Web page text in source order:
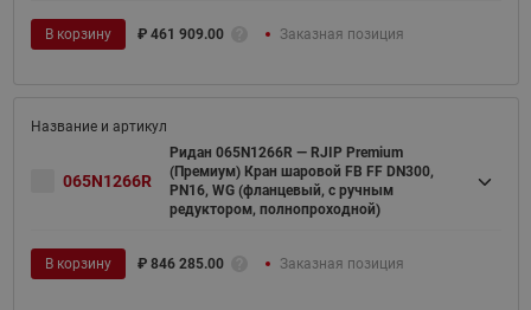
В корзину ₽ 461 909.00 Заказная позиция
065N1266R
Ридан 065N1266R — RJIP Premium
(Премиум) Кран шаровой FB FF DN300,
PN16, WG (фланцевый, с ручным
редуктором, полнопроходной)
В корзину ₽ 846 285.00 Заказная позиция